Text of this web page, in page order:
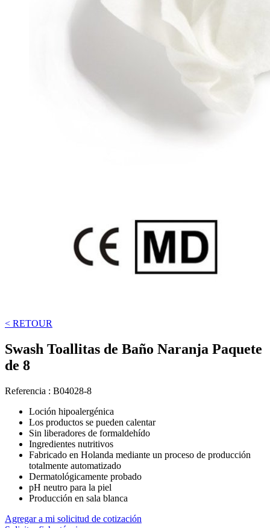
< RETOUR
Swash Toallitas de Baño Naranja Paquete
de 8
Referencia : B04028-8
Loción hipoalergénica
Los productos se pueden calentar
Sin liberadores de formaldehído
Ingredientes nutritivos
Fabricado en Holanda mediante un proceso de producción
totalmente automatizado
Dermatológicamente probado
pH neutro para la piel
Producción en sala blanca
Agregar a mi solicitud de cotización